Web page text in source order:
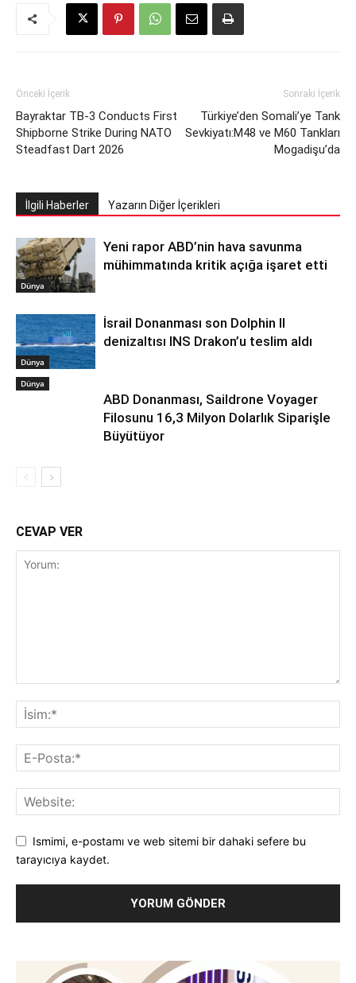
Önceki İçerik
Bayraktar TB-3 Conducts First
Shipborne Strike During NATO
Steadfast Dart 2026
Sonraki İçerik
Türkiye’den Somali’ye Tank
Sevkiyatı:M48 ve M60 Tankları
Mogadişu’da
İlgili Haberler Yazarın Diğer İçerikleri
Dünya
Yeni rapor ABD’nin hava savunma
mühimmatında kritik açığa işaret etti
Dünya
İsrail Donanması son Dolphin II
denizaltısı INS Drakon’u teslim aldı
Dünya
ABD Donanması, Saildrone Voyager
Filosunu 16,3 Milyon Dolarlık Siparişle
Büyütüyor
CEVAP VER
Ismimi, e-postamı ve web sitemi bir dahaki sefere bu
tarayıcıya kaydet.